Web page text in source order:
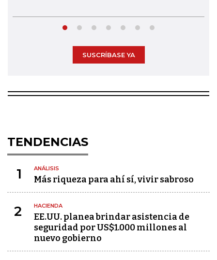
SUSCRÍBASE YA
TENDENCIAS
1 ANÁLISIS
Más riqueza para ahí sí, vivir sabroso
2 HACIENDA
EE.UU. planea brindar asistencia de
seguridad por US$1.000 millones al
nuevo gobierno